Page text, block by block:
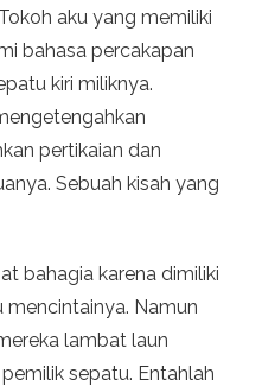
aku yang memiliki
bahasa percakapan
kiri miliknya.
pertikaian dan
Sebuah kisah yang
bahagia karena dimiliki
Namun
lambat laun
sepatu. Entahlah